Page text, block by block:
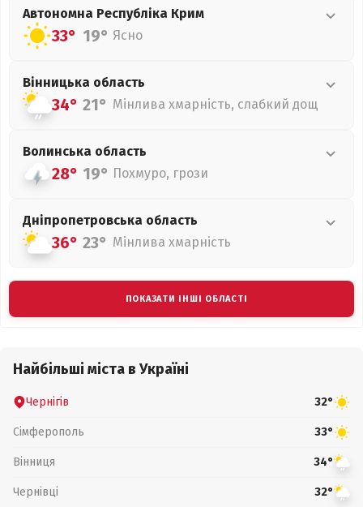
Автономна Республіка Крим
33° 19° Ясно
Вінницька область
34° 21° Мінлива хмарність, слабкий дощ
Волинська область
28° 19° Похмуро, грози
Дніпропетровська область
36° 23° Мінлива хмарність
ПОКАЗАТИ ІНШІ ОБЛАСТІ
Найбільші міста в Україні
Чернігів 32°
Сімферополь 33°
Вінниця 34°
Чернівці 32°